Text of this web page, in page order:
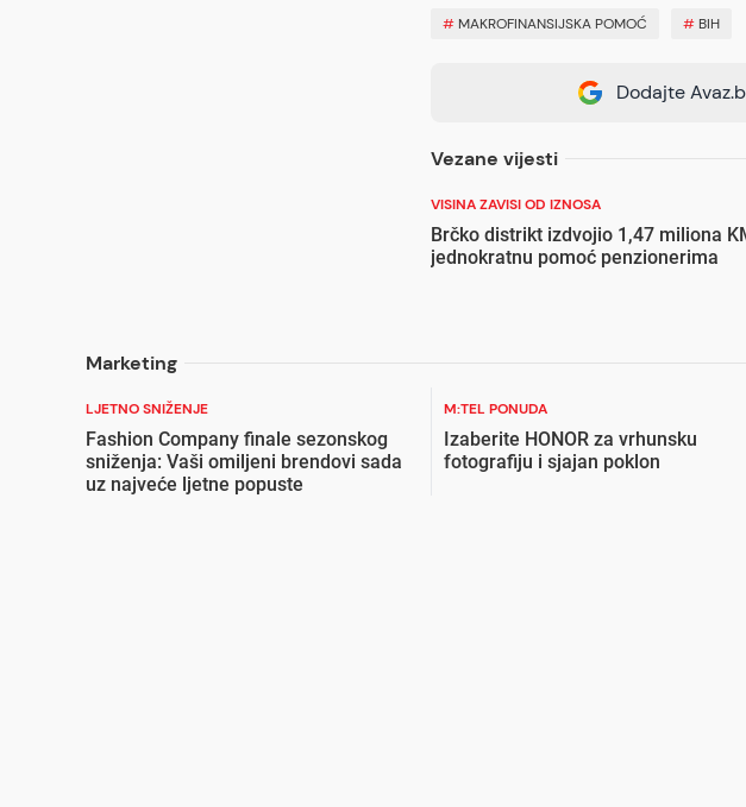
# MAKROFINANSIJSKA POMOĆ # BIH
Dodajte
Vezane vijesti
VISINA ZAVISI OD IZNOSA
Brčko distrikt izdvojio 1,47 miliona
jednokratnu pomoć penzionerima
Marketing
LJETNO SNIŽENJE
Fashion Company finale sezonskog
sniženja: Vaši omiljeni brendovi sada
uz najveće ljetne popuste
M:TEL PONUDA
Izaberite HONOR za vrhunsku
fotografiju i sjajan poklon